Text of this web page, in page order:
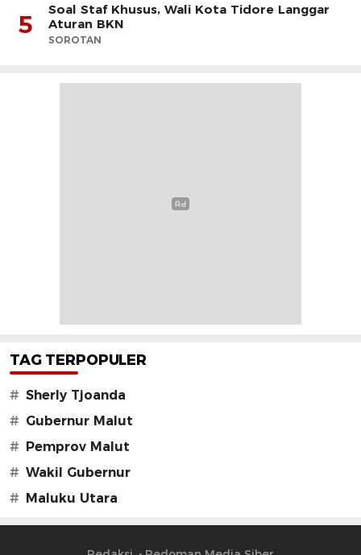
5
Soal Staf Khusus, Wali Kota Tidore Langgar
Aturan BKN
SOROTAN
TAG TERPOPULER
# Sherly Tjoanda
# Gubernur Malut
# Pemprov Malut
# Wakil Gubernur
# Maluku Utara